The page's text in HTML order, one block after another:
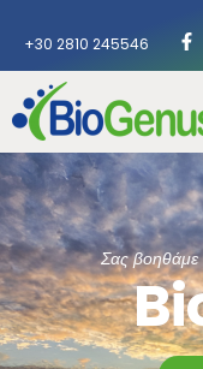
+30 2810 245546
Σας βοηθάμε